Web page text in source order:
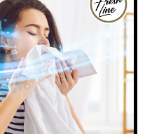
Monitoring durch:Nutze
Deine SEO
zu überwachen und
Unternehmen
digitalen Marketing
mit KI verbunden.